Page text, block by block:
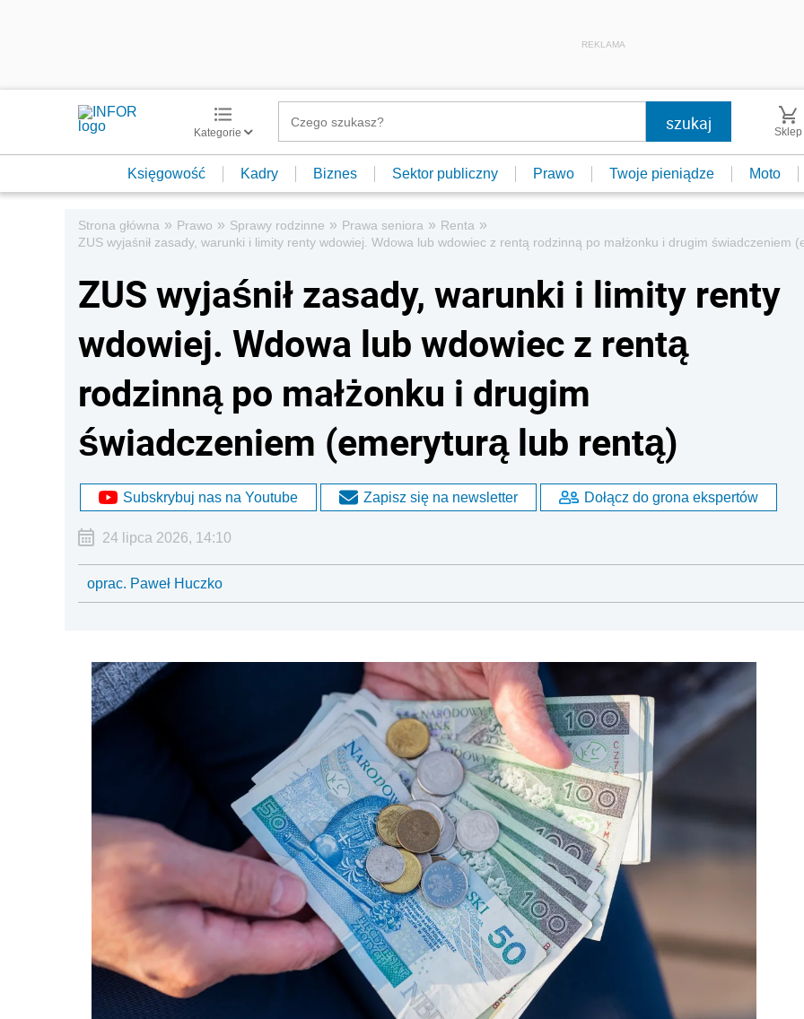
REKLAMA
Kategorie Sklep
Księgowość Kadry Biznes Sektor publiczny Prawo Twoje pieniądze Moto
Strona główna » Prawo » Sprawy rodzinne » Prawa seniora » Renta »
ZUS wyjaśnił zasady, warunki i limity renty wdowiej. Wdowa lub wdowiec z rentą rodzinną po małżonku i drugim świadczeniem
ZUS wyjaśnił zasady, warunki i limity renty
wdowiej. Wdowa lub wdowiec z rentą
rodzinną po małżonku i drugim
świadczeniem (emeryturą lub rentą)
Subskrybuj nas na Youtube Zapisz się na newsletter Dołącz do grona ekspertów
24 lipca 2026, 14:10
oprac. Paweł Huczko